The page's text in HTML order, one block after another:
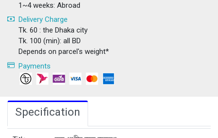
1~4 weeks: Abroad
Delivery Charge
Tk. 60 : the Dhaka city
Tk. 100 (min): all BD
Depends on parcel's weight*
Payments
Specification